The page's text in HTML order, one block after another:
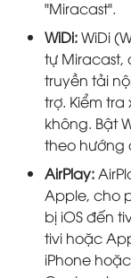
"Miracast".
WiDi:WiDi
tự Miracast,
truyền tải
trợ. Kiểm
không. Bật
theo hướng
AirPlay:
Apple, cho
bị iOS đến
tivi hoặc
iPhone